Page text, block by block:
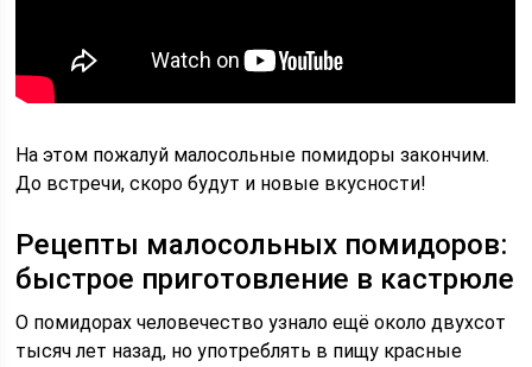
На этом пожалуй малосольные помидоры закончим.
До встречи, скоро будут и новые вкусности!
Рецепты малосольных помидоров:
быстрое приготовление в кастрюле
О помидорах человечество узнало ещё около двухсот
тысяч лет назад, но употреблять в пищу красные